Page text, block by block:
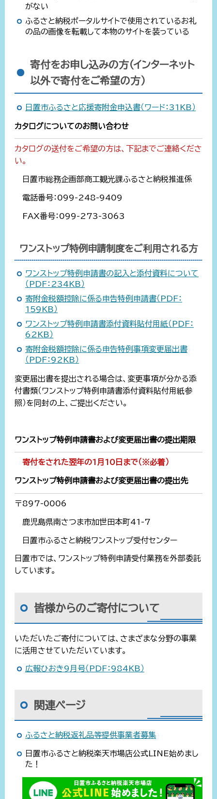
がない
ふるさと納税ポータルサイトで使用されているお礼
の品の画像を転載して本物のサイトを装っている
寄付をお申し込みの方（インターネット
以外で寄付をご希望の方）
日置市ふるさと応援寄附金申込書（ワード：31KB）
カタログについてのお問い合わせ
カタログの送付をご希望の方は、下記までご連絡くださ
い。
日置市総務企画部商工観光課ふるさと納税推進係
電話番号：099-248-9409
FAX番号：099-273-3063
ワンストップ特例申請制度をご利用される方
ワンストップ特例申請書の記入と添付資料について
（PDF：234KB）
寄附金税額控除に係る申告特例申請書（PDF：
159KB）
ワンストップ特例申請書添付資料貼付用紙（PDF：
62KB）
寄附金税額控除に係る申告特例事項変更届出書
（PDF：92KB）
変更届出書を提出される場合は、変更事項が分かる添
付書類（ワンストップ特例申請書添付資料貼付用紙参
照）を同封の上、ご提出ください。
ワンストップ特例申請書および変更届出書の提出期限
寄付をされた翌年の1月10日まで（※必着）
ワンストップ特例申請書および変更届出書の提出先
〒897-0006
鹿児島県南さつま市加世田本町41-7
日置市ふるさと納税ワンストップ受付センター
日置市では、ワンストップ特例申請受付業務を外部委託
しています。
皆様からのご寄付について
いただいたご寄付については、さまざまな分野の事業
に活用させていただいています。
広報ひおき9月号（PDF：984KB）
関連ページ
ふるさと納税返礼品等提供事業者募集
日置市ふるさと納税楽天市場店公式LINE始めまし
た！